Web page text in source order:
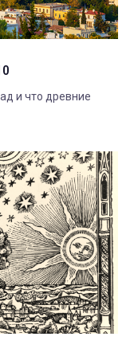
и что древние